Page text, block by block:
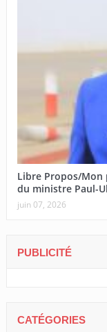
Libre Propos/Mon
du ministre Paul-
juin 07, 2026
PUBLICITÉ
CATÉGORIES